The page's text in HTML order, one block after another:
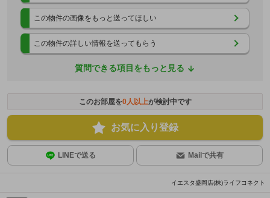
この物件の画像をもっと送ってほしい
この物件の詳しい情報を送ってもらう
質問できる項目をもっと見る
このお部屋を0人以上が検討中です
お気に入り登録
LINEで送る Mailで共有
イエスタ盛岡店(株)ライフコネクト